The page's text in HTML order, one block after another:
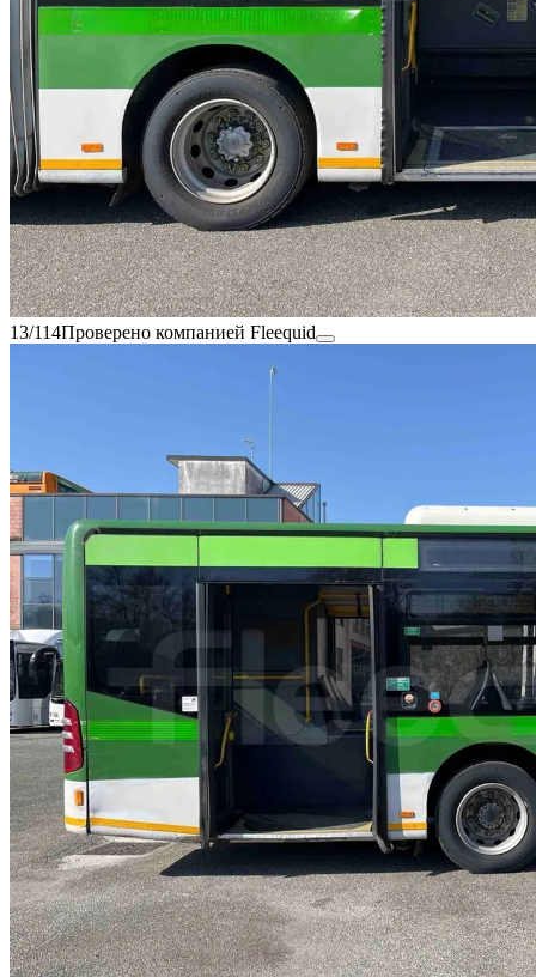
13/114Проверено компанией Fleequid